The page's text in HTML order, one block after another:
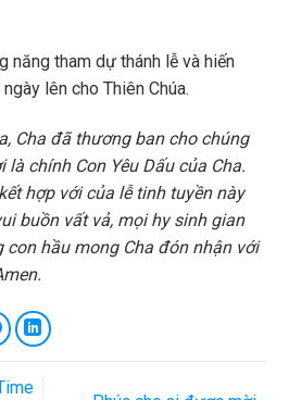
năng tham dự thánh lễ và hiến
lên cho Thiên Chúa.
Cha đã thương ban cho chúng
chính Con Yêu Dấu của Cha.
hợp với của lễ tinh tuyền này
buồn vất vả, mọi hy sinh gian
con hầu mong Cha đón nhận với